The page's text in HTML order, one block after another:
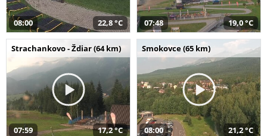
08:00 22,8 °C 07:48 19,0 °C
Strachankovo - Ždiar (64 km)
07:59 17,2 °C
Smokovce (65 km)
08:00 21,2 °C